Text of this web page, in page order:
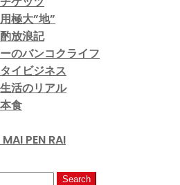
極大”地”
放浪記
のバンコクライフ
イビジネス
活のリアル
食
PEN RAI
Search